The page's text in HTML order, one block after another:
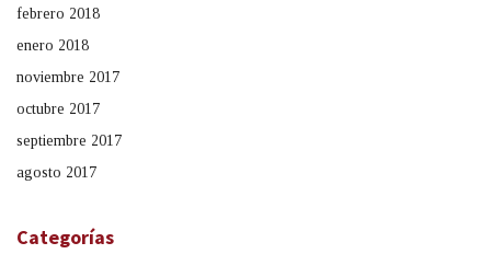
febrero 2018
enero 2018
noviembre 2017
octubre 2017
septiembre 2017
agosto 2017
Categorías